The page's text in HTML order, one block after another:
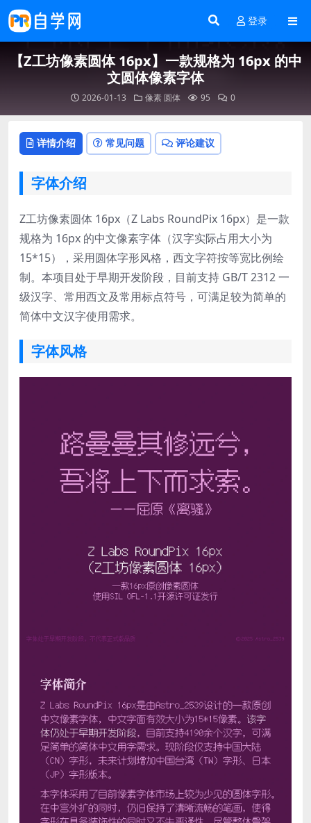
登录
【Z工坊像素圆体 16px】一款规格为 16px 的中
文圆体像素字体
2026-01-13 像素 圆体 95 0
详情介绍 常见问题 评论建议
字体介绍
Z工坊像素圆体 16px（Z Labs RoundPix 16px）是一款
规格为 16px 的中文像素字体（汉字实际占用大小为
15*15），采用圆体字形风格，西文字符按等宽比例绘
制。本项目处于早期开发阶段，目前支持 GB/T 2312 一
级汉字、常用西文及常用标点符号，可满足较为简单的
简体中文汉字使用需求。
字体风格